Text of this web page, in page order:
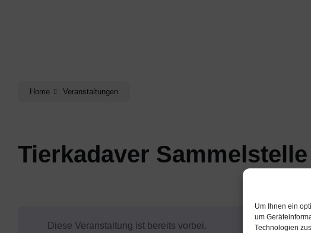
Um Ihnen ein
um
Technologien
Home Veranstaltungen
Tierkadaver Sammelstelle
Diese Veranstaltung ist bereits vorbei.